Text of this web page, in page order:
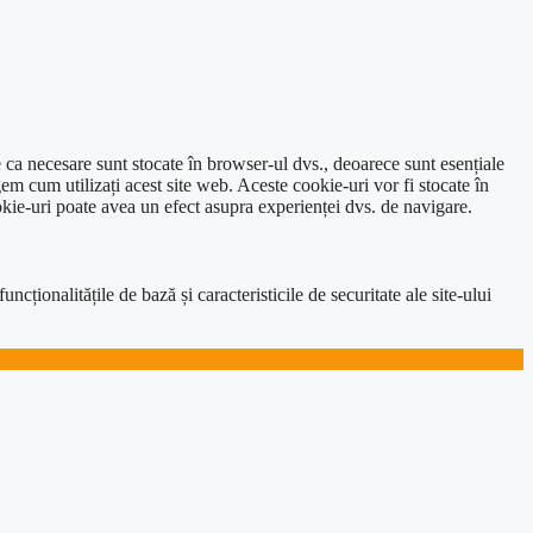
necesare sunt stocate în browser-ul dvs., deoarece sunt esențiale
cum utilizați acest site web. Aceste cookie-uri vor fi stocate în
uri poate avea un efect asupra experienței dvs. de navigare.
de bază și caracteristicile de securitate ale site-ului